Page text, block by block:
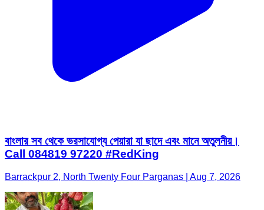
বাংলার সব থেকে ভরসাযোগ্য পেয়ারা যা ছাদে এবং মানে অতুলনীয়।
Call 084819 97220 #RedKing
Barrackpur 2, North Twenty Four Parganas | Aug 7, 2026